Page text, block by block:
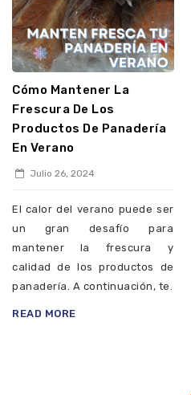
Cómo Mantener La
Frescura De Los
Productos De Panadería
En Verano
Julio 26, 2024
El calor del verano puede ser
un gran desafío para
mantener la frescura y
calidad de los productos de
panadería. A continuación, te.
READ MORE